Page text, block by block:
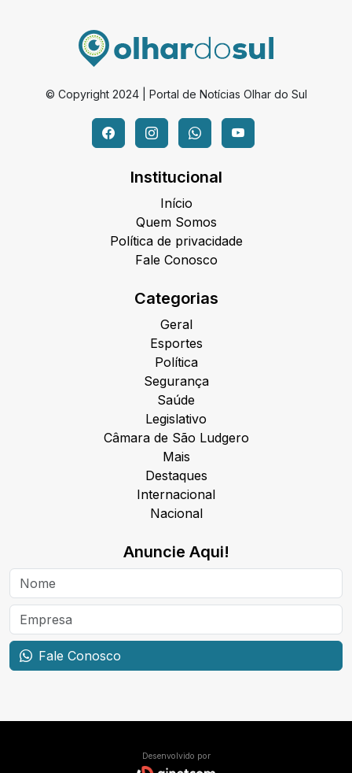
© Copyright 2024 | Portal de Notícias Olhar do Sul
Institucional
Início
Quem Somos
Política de privacidade
Fale Conosco
Categorias
Geral
Esportes
Política
Segurança
Saúde
Legislativo
Câmara de São Ludgero
Mais
Destaques
Internacional
Nacional
Anuncie Aqui!
Fale Conosco
Desenvolvido por